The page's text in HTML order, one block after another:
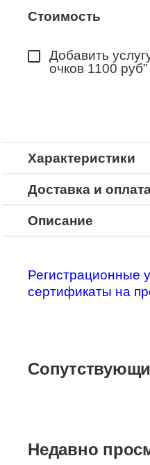
Стоимость
Добавить
очков 1100 руб”
Характеристики
Доставка и
Описание
Регистрационные
сертификаты на
Недавно